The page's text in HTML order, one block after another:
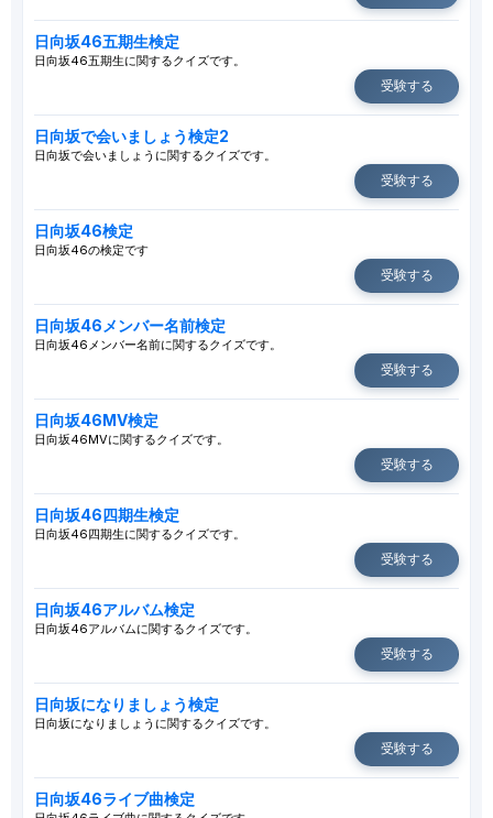
日向坂46五期生検定
日向坂46五期生に関するクイズです。
受験する
日向坂で会いましょう検定2
日向坂で会いましょうに関するクイズです。
受験する
日向坂46検定
日向坂46の検定です
受験する
日向坂46メンバー名前検定
日向坂46メンバー名前に関するクイズです。
受験する
日向坂46MV検定
日向坂46MVに関するクイズです。
受験する
日向坂46四期生検定
日向坂46四期生に関するクイズです。
受験する
日向坂46アルバム検定
日向坂46アルバムに関するクイズです。
受験する
日向坂になりましょう検定
日向坂になりましょうに関するクイズです。
受験する
日向坂46ライブ曲検定